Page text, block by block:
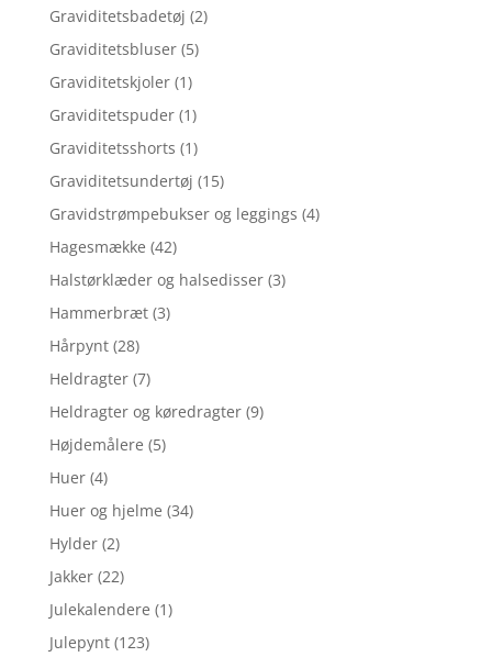
Graviditetsbadetøj (2)
Graviditetsbluser (5)
Graviditetskjoler (1)
Graviditetspuder (1)
Graviditetsshorts (1)
Graviditetsundertøj (15)
Gravidstrømpebukser og leggings (4)
Hagesmække (42)
Halstørklæder og halsedisser (3)
Hammerbræt (3)
Hårpynt (28)
Heldragter (7)
Heldragter og køredragter (9)
Højdemålere (5)
Huer (4)
Huer og hjelme (34)
Hylder (2)
Jakker (22)
Julekalendere (1)
Julepynt (123)